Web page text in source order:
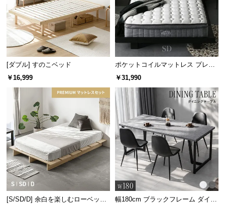
業
報
湿気をさらりと逃がす通気性
すのこの隙間から空気を通すことで、夏の汗による
湿気や冬のジメジメとした結露から布団を守りま
す。
[ダブル] すのこベッド
￥16,999
ポケットコイルマットレス プレミ
アム 超極厚 厚さ25cm SD
￥31,990
[S/SD/D] 余白を楽しむローベッド
幅180cm ブラックフレーム ダイニ